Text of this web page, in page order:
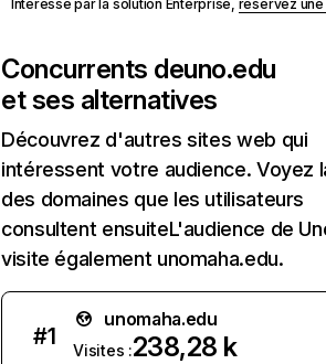
Intéressé par la solution Enterprise, réservez
Concurrents deuno.edu
et ses alternatives
Découvrez d'autres sites web qui
intéressent votre audience. Voyez
des domaines que les utilisateurs
consultent ensuiteL'audience de
visite également unomaha.edu.
#1
unomaha.edu
Visites :238,28 k